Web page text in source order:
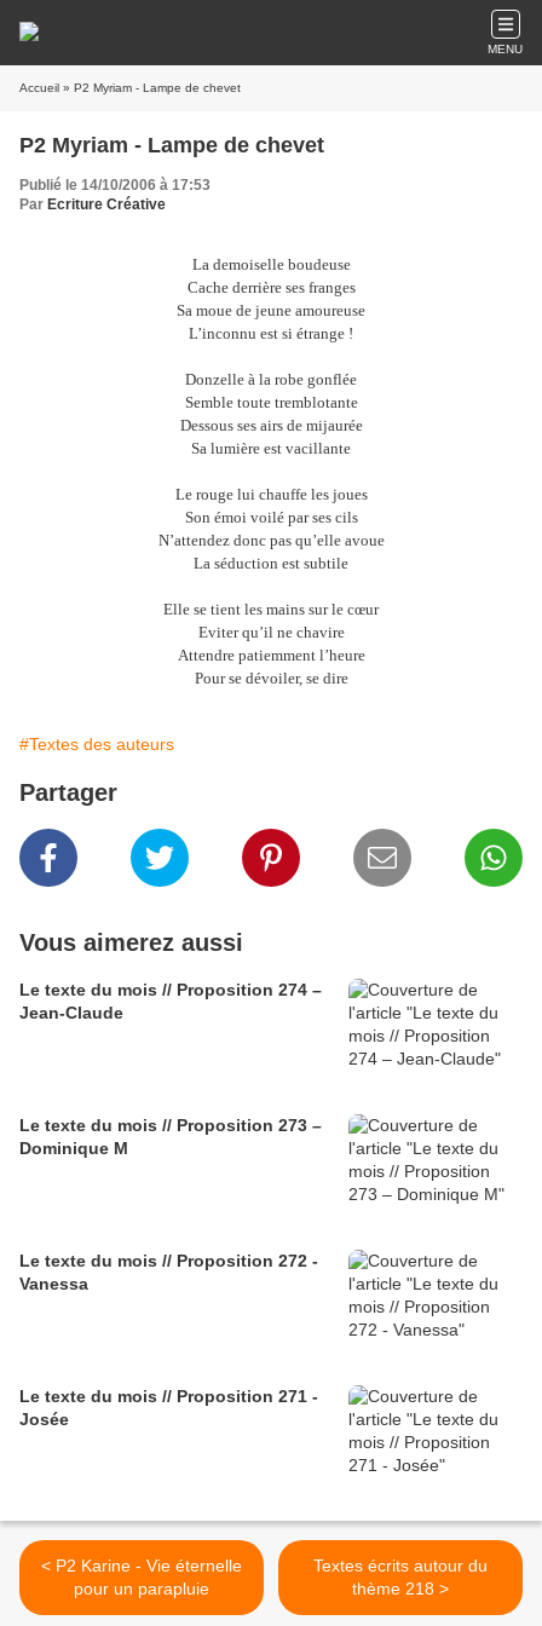
MENU
Accueil » P2 Myriam - Lampe de chevet
P2 Myriam - Lampe de chevet
Publié le 14/10/2006 à 17:53
Par Ecriture Créative
La demoiselle boudeuse
Cache derrière ses franges
Sa moue de jeune amoureuse
L’inconnu est si étrange !
Donzelle à la robe gonflée
Semble toute tremblotante
Dessous ses airs de mijaurée
Sa lumière est vacillante
Le rouge lui chauffe les joues
Son émoi voilé par ses cils
N’attendez donc pas qu’elle avoue
La séduction est subtile
Elle se tient les mains sur le cœur
Eviter qu’il ne chavire
Attendre patiemment l’heure
Pour se dévoiler, se dire
#Textes des auteurs
Partager
Vous aimerez aussi
Le texte du mois // Proposition 274 –
Jean-Claude
Le texte du mois // Proposition 273 –
Dominique M
Le texte du mois // Proposition 272 -
Vanessa
Le texte du mois // Proposition 271 -
Josée
< P2 Karine - Vie éternelle
pour un parapluie
Textes écrits autour du
thème 218 >